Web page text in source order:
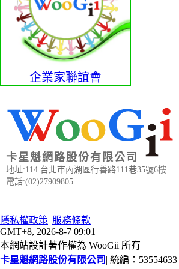
企業家聯誼會
卡星魁網路股份有限公司
地址:114 台北市內湖區行善路111巷35號6樓
電話:(02)27909805
隱私權政策| 服務條款
GMT+8, 2026-8-7 09:01
本網站設計著作權為 WooGii 所有
卡星魁網路股份有限公司 | 統編：53554633|